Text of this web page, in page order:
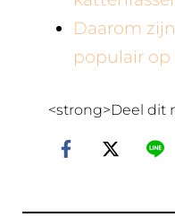
Daarom
populair
<strong>Deel dit